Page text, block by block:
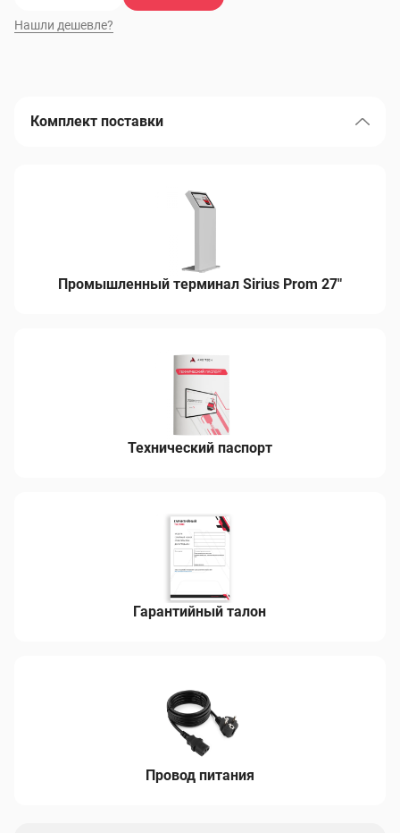
Нашли дешевле?
Комплект поставки
Промышленный терминал Sirius Prom 27"
Технический паспорт
Гарантийный талон
Провод питания